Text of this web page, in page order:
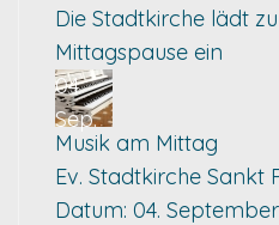
Die Stadtkirche lädt
Mittagspause ein
04
Sep.
Musik am Mittag
Ev. Stadtkirche Sankt
Datum: 04.